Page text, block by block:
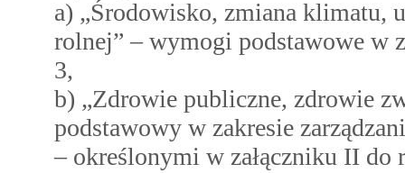
a) „Środowisko, zmiana klimatu,
rolnej” – wymogi podstawowe w
3,
b) „Zdrowie publiczne, zdrowie
podstawowy w zakresie
– określonymi w załączniku II do